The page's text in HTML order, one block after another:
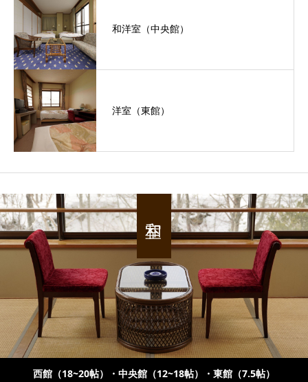
和洋室（中央館）
洋室（東館）
西館（18~20帖）・中央館（12~18帖）・東館（7.5帖）